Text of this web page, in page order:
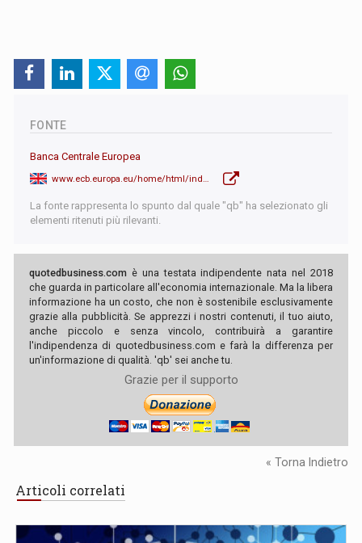
FONTE
Banca Centrale Europea
www.ecb.europa.eu/home/html/index.en.html
La fonte rappresenta lo spunto dal quale "qb" ha selezionato gli
elementi ritenuti più rilevanti.
quotedbusiness.com è una testata indipendente nata nel 2018
che guarda in particolare all'economia internazionale. Ma la libera
informazione ha un costo, che non è sostenibile esclusivamente
grazie alla pubblicità. Se apprezzi i nostri contenuti, il tuo aiuto,
anche piccolo e senza vincolo, contribuirà a garantire
l'indipendenza di quotedbusiness.com e farà la differenza per
un'informazione di qualità. 'qb' sei anche tu.
Grazie per il supporto
« Torna Indietro
Articoli correlati